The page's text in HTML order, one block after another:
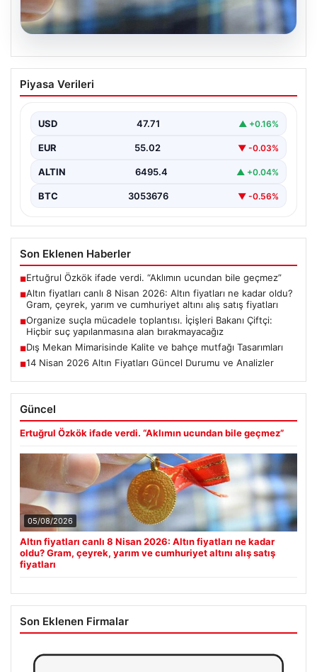
05.08.2026
Altın fiyatları canlı 8 Nisan 2026: Altın
fiyatları ne kadar oldu? Gram, çeyrek,
fiyatları
Piyasa Verileri
USD 47.71 ▲ +0.16%
EUR 55.02 ▼ -0.03%
ALTIN 6495.4 ▲ +0.04%
BTC 3053676 ▼ -0.56%
Son Eklenen Haberler
■Ertuğrul Özkök ifade verdi. “Aklımın ucundan bile geçmez”
■Altın fiyatları canlı 8 Nisan 2026: Altın fiyatları ne kadar oldu?
Gram, çeyrek, yarım ve cumhuriyet altını alış satış fiyatları
■Organize suçla mücadele toplantısı. İçişleri Bakanı Çiftçi:
Hiçbir suç yapılanmasına alan bırakmayacağız
■Dış Mekan Mimarisinde Kalite ve bahçe mutfağı Tasarımları
■14 Nisan 2026 Altın Fiyatları Güncel Durumu ve Analizler
Güncel
Ertuğrul Özkök ifade verdi. “Aklımın ucundan bile geçmez”
05/08/2026
Altın fiyatları canlı 8 Nisan 2026: Altın fiyatları ne kadar
oldu? Gram, çeyrek, yarım ve cumhuriyet altını alış satış
fiyatları
Son Eklenen Firmalar